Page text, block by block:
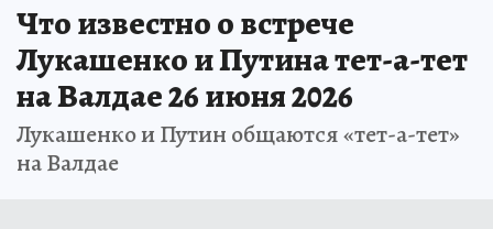
Что известно о встрече
Лукашенко и Путина тет-а-тет
на Валдае 26 июня 2026
Лукашенко и Путин общаются «тет-а-тет»
на Валдае